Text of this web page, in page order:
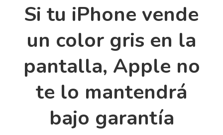
Si tu iPhone vende
un color gris en la
pantalla, Apple no
te lo mantendrá
bajo garantía